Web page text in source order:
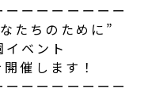
ーーーーーーー
たちのために”
ベント
催します！
ーーーーーーー